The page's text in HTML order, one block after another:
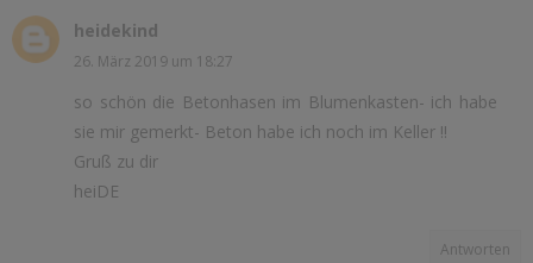
heidekind
26. März 2019 um 18:27
so schön die Betonhasen im Blumenkasten- ich habe
sie mir gemerkt- Beton habe ich noch im Keller !!
Gruß zu dir
heiDE
Antworten